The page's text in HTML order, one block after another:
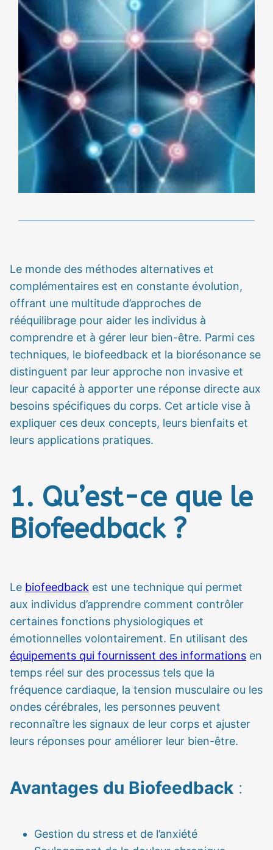
Le monde des méthodes alternatives et
complémentaires est en constante évolution,
offrant une multitude d’approches de
rééquilibrage pour aider les individus à
comprendre et à gérer leur bien-être. Parmi ces
techniques, le biofeedback et la biorésonance se
distinguent par leur approche non invasive et
leur capacité à apporter une réponse directe aux
besoins spécifiques du corps. Cet article vise à
expliquer ces deux concepts, leurs bienfaits et
leurs applications pratiques.
1. Qu’est-ce que le
Biofeedback ?
Le biofeedback est une technique qui permet
aux individus d’apprendre comment contrôler
certaines fonctions physiologiques et
émotionnelles volontairement. En utilisant des
équipements qui fournissent des informations en
temps réel sur des processus tels que la
fréquence cardiaque, la tension musculaire ou les
ondes cérébrales, les personnes peuvent
reconnaître les signaux de leur corps et ajuster
leurs réponses pour améliorer leur bien-être.
Avantages du Biofeedback :
Gestion du stress et de l’anxiété